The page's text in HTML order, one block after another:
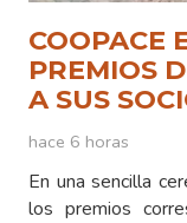
COOPACE
PREMIOS
A SUS
hace 6 horas
En una sencilla
los premios